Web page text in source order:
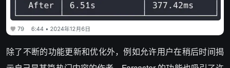
除了不断的功能更新和优化外，例如允许用户在稍后时间揭